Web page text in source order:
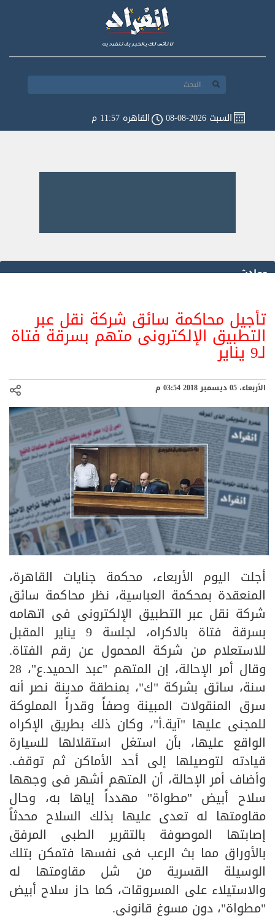
السبت 2026-08-08 القاهره 11:57 م
حوادث
تأجيل محاكمة سائق شركة نقل عبر
التطبيق الإلكترونى متهم بسرقة فتاة
لـ9 يناير
الأربعاء، 05 ديسمبر 2018 03:54 م
أجلت اليوم الأربعاء، محكمة جنايات القاهرة،
المنعقدة بمحكمة العباسية، نظر محاكمة سائق
شركة نقل عبر التطبيق الإلكترونى فى اتهامه
بسرقة فتاة بالاكراه، لجلسة 9 يناير المقبل
للاستعلام من شركة المحمول عن رقم الفتاة.
وقال أمر الإحالة، إن المتهم "عبد الحميد.ع"، 28
سنة، سائق بشركة "ك"، بمنطقة مدينة نصر أنه
سرق المنقولات المبينة وصفاً وقدراً المملوكة
للمجنى عليها "آية.أ"، وكان ذلك بطريق الإكراه
الواقع عليها، بأن استغل استقلالها للسيارة
قيادته لتوصيلها إلى أحد الأماكن ثم توقف.
وأضاف أمر الإحالة، أن المتهم أشهر فى وجهها
سلاح أبيض "مطواة" مهدداً إياها به، وحال
مقاومتها له تعدى عليها بذلك السلاح محدثاً
إصابتها الموصوفة بالتقرير الطبى المرفق
بالأوراق مما بث الرعب فى نفسها فتمكن بتلك
الوسيلة القسرية من شل مقاومتها له
والاستيلاء على المسروقات، كما حاز سلاح أبيض
"مطواة"، دون مسوغ قانونى.